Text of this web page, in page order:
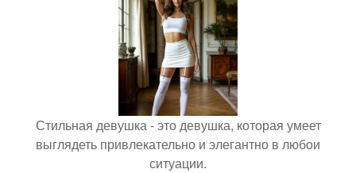
Стильная девушка - это девушка, которая умеет
выглядеть привлекательно и элегантно в любои
ситуации.